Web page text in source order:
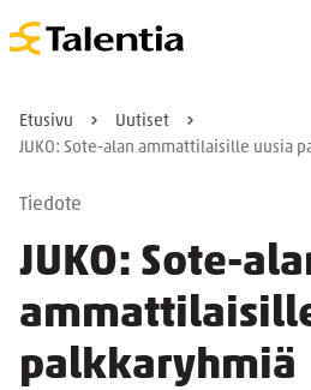
Etusivu
Uutiset
JUKO: Sote-alan ammattilaisille uusia
Tiedote
JUKO: Sote-
palkkaryhmiä